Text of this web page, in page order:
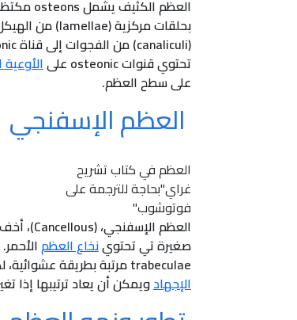
تحتوي قنوات osteonic على
على سطح العظم.
العظم الإسفنجي
العظم في كتاب تشريح
غراي"بحاجة للترجمة على
فوتوشوب"
صغيرة تي تحتوينخاع العظم
trabeculae مرتبة بطريقة عشوائية، لكنها منظمة لإعطاء أقصى
الإجهادويمكن أن يعاد ترتيبها إذا